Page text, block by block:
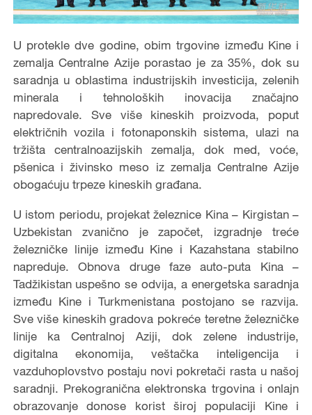
U protekle dve godine, obim trgovine između Kine i
zemalja Centralne Azije porastao je za 35%, dok su
saradnja u oblastima industrijskih investicija, zelenih
minerala i tehnoloških inovacija značajno
napredovale. Sve više kineskih proizvoda, poput
električnih vozila i fotonaponskih sistema, ulazi na
tržišta centralnoazijskih zemalja, dok med, voće,
pšenica i živinsko meso iz zemalja Centralne Azije
obogaćuju trpeze kineskih građana.
U istom periodu, projekat železnice Kina – Kirgistan –
Uzbekistan zvanično je započet, izgradnje treće
železničke linije između Kine i Kazahstana stabilno
napreduje. Obnova druge faze auto-puta Kina –
Tadžikistan uspešno se odvija, a energetska saradnja
između Kine i Turkmenistana postojano se razvija.
Sve više kineskih gradova pokreće teretne železničke
linije ka Centralnoj Aziji, dok zelene industrije,
digitalna ekonomija, veštačka inteligencija i
vazduhoplovstvo postaju novi pokretači rasta u našoj
saradnji. Prekogranična elektronska trgovina i onlajn
obrazovanje donose korist široj populaciji Kine i